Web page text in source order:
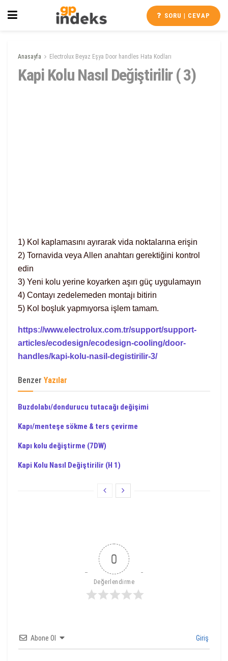
SORU | CEVAP
Anasayfa Electrolux Beyaz Eşya Door handles Hata Kodları
Kapi Kolu Nasıl Değiştirilir ( 3)
1) Kol kaplamasını ayırarak vida noktalarına erişin
2) Tornavida veya Allen anahtarı gerektiğini kontrol
edin
3) Yeni kolu yerine koyarken aşırı güç uygulamayın
4) Contayı zedelemeden montajı bitirin
5) Kol boşluk yapmıyorsa işlem tamam.
https://www.electrolux.com.tr/support/support-
articles/ecodesign/ecodesign-cooling/door-
handles/kapi-kolu-nasil-degistirilir-3/
Benzer Yazılar
Buzdolabı/dondurucu tutacağı değişimi
Kapı/menteşe sökme & ters çevirme
Kapı kolu değiştirme (7DW)
Kapi Kolu Nasıl Değiştirilir (H 1)
0
Değerlendirme
Abone Ol Giriş